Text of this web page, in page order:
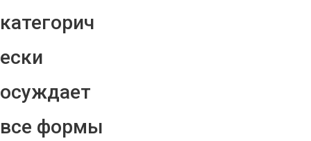
категорич
ески
осуждает
все формы